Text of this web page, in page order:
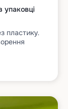
упаковці
пластику.